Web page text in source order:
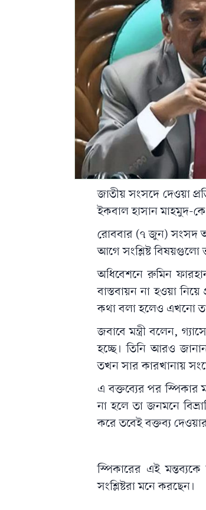
জাতীয় সংসদে দেওয়া
ইকবাল হাসান মাহমুদ-
রোববার (৭ জুন) সংসদ
আগে সংশ্লিষ্ট বিষয়গুলো
অধিবেশনেরুমিন
বাস্তবায়ন না হওয়া
কথা বলা হলেও এখনো তা
জবাবে মন্ত্রী বলেন,
হচ্ছে। তিনি আরও
তখন সার কারখানায়
এ বক্তব্যের পর স্পিকার
না হলে তা জনমনে
করে তবেই বক্তব্য
স্পিকারের এই
সংশ্লিষ্টরা মনে করছেন।